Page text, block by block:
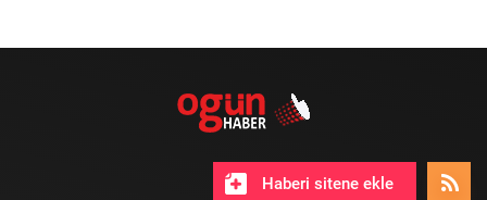
Haberi sitene ekle